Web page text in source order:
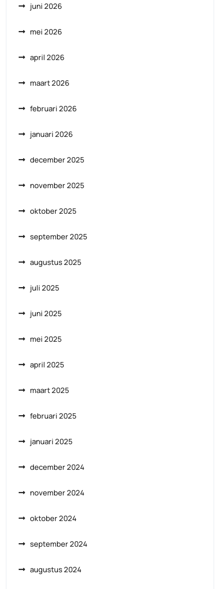
juni 2026
mei 2026
april 2026
maart 2026
februari 2026
januari 2026
december 2025
november 2025
oktober 2025
september 2025
augustus 2025
juli 2025
juni 2025
mei 2025
april 2025
maart 2025
februari 2025
januari 2025
december 2024
november 2024
oktober 2024
september 2024
augustus 2024